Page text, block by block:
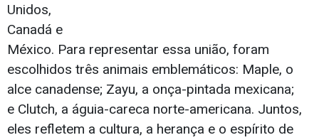
Unidos,
Canadá e
México. Para representar essa união, foram
escolhidos três animais emblemáticos: Maple, o
alce canadense; Zayu, a onça-pintada mexicana;
e Clutch, a águia-careca norte-americana. Juntos,
eles refletem a cultura, a herança e o espírito de